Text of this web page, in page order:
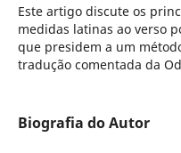
Este artigo discute os
medidas latinas ao verso
que presidem a um
tradução comentada da
Biografia do Autor